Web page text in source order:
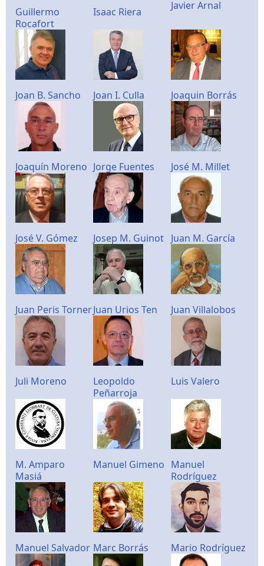
Guillermo
Rocafort
Isaac Riera Javier Arnal
Joan B. Sancho Joan I. Culla Joaquin Borrás
Joaquín Moreno Jorge Fuentes José M. Millet
José V. Gómez Josep M. Guinot Juan M. García
Juan Peris TornerJuan Urios Ten Juan Villalobos
Juli Moreno
Leopoldo
Peñarroja
Luis Valero
M. Amparo
Masiá
Manuel Gimeno Manuel
Rodríguez
Manuel Salvador Marc Borrás Mario Rodríguez